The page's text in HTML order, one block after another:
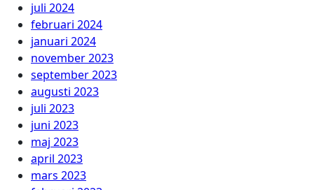
juli 2024
februari 2024
januari 2024
november 2023
september 2023
augusti 2023
juli 2023
juni 2023
maj 2023
april 2023
mars 2023